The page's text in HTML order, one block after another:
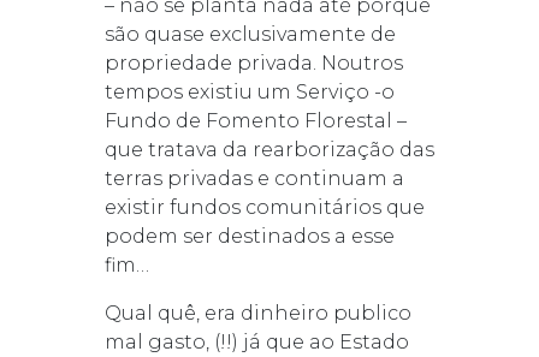
– não se planta nada até porque
são quase exclusivamente de
propriedade privada. Noutros
tempos existiu um Serviço -o
Fundo de Fomento Florestal –
que tratava da rearborização das
terras privadas e continuam a
existir fundos comunitários que
podem ser destinados a esse
fim…
Qual quê, era dinheiro publico
mal gasto, (!!) já que ao Estado